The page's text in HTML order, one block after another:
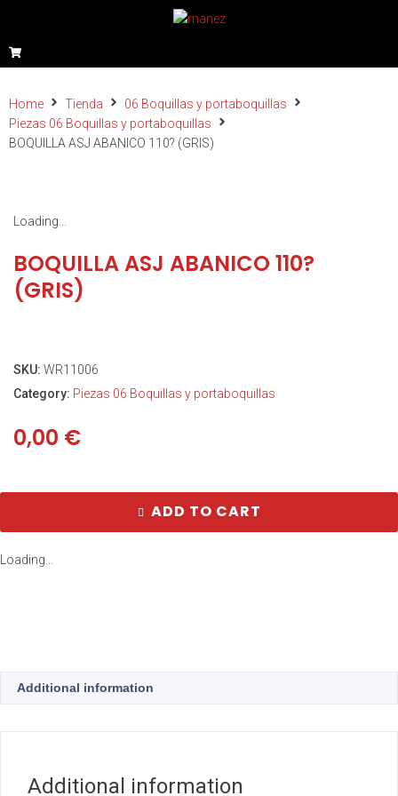
Home Tienda
06 Boquillas y portaboquillas
Piezas 06 Boquillas y portaboquillas
BOQUILLA ASJ ABANICO 110? (GRIS)
Loading...
BOQUILLA ASJ ABANICO 110?
(GRIS)
SKU: WR11006
Category: Piezas 06 Boquillas y portaboquillas
0,00 €
ADD TO CART
Loading...
Additional information
Additional information